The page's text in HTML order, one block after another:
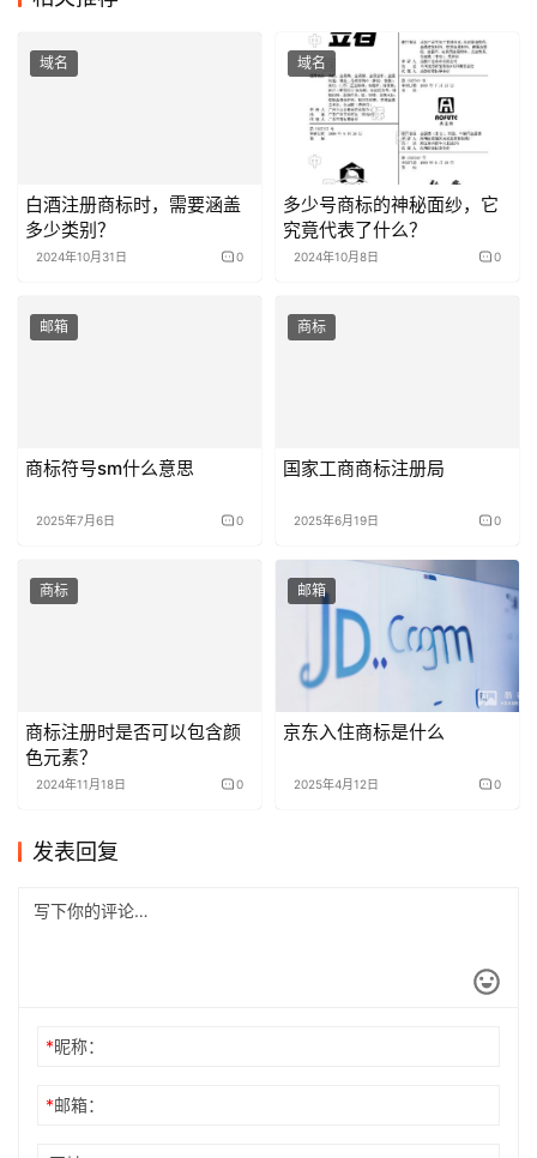
域名
白酒注册商标时，需要涵盖
多少类别？
2024年10月31日 0
域名
多少号商标的神秘面纱，它
究竟代表了什么？
2024年10月8日 0
邮箱
商标符号sm什么意思
2025年7月6日 0
商标
国家工商商标注册局
2025年6月19日 0
商标
商标注册时是否可以包含颜
色元素？
2024年11月18日 0
邮箱
京东入住商标是什么
2025年4月12日 0
发表回复
*昵称：
*邮箱：